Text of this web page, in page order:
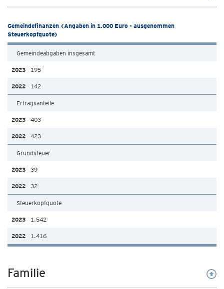
Gemeindefinanzen (Angaben in 1.000 Euro - ausgenommen
Steuerkopfquote)
Gemeindeabgaben insgesamt
195
142
Ertragsanteile
403
423
Grundsteuer
39
32
Steuerkopfquote
1.542
1.416
Familie